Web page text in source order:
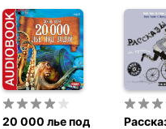
а также
Вас за то, что помогаете
20 000 лье под